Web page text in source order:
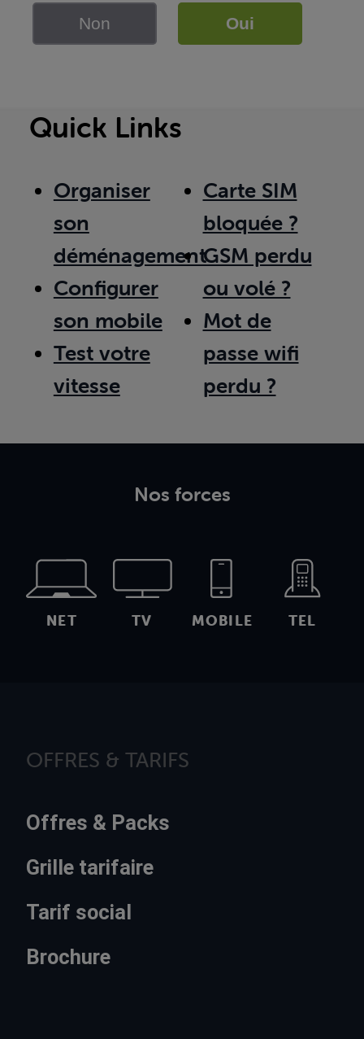
Non Oui
Quick Links
Organiser
son
déménagement
Configurer
son mobile
Test votre
vitesse
Carte SIM
bloquée ?
GSM perdu
ou volé ?
Mot de
passe wifi
perdu ?
Nos forces
NET TV MOBILE TEL
OFFRES & TARIFS
Offres & Packs
Grille tarifaire
Tarif social
Brochure